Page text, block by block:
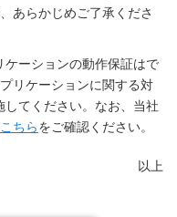
あらかじめご了承くださ
ケーションの動作保証はで
リケーションに関する対
てください。なお、当社
こちらをご確認ください。
以上